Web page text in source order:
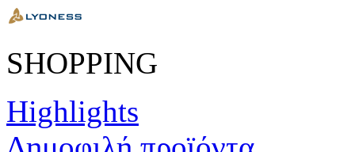
SHOPPING
Highlights